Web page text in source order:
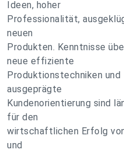
Ideen, hoher
Professionalität,
neuen
Produkten. Kenntnisse
neue effiziente
Produktionstechniken
ausgeprägte
Kundenorientierung sind
für den
wirtschaftlichen Erfolg
und